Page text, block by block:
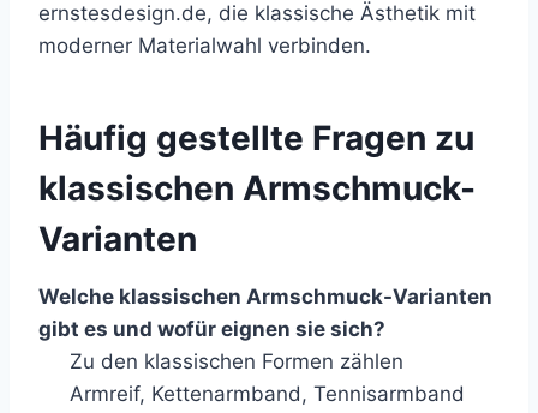
ernstesdesign.de, die klassische Ästhetik mit
moderner Materialwahl verbinden.
Häufig gestellte Fragen zu
klassischen Armschmuck-
Varianten
Welche klassischen Armschmuck-Varianten
gibt es und wofür eignen sie sich?
Zu den klassischen Formen zählen
Armreif, Kettenarmband, Tennisarmband